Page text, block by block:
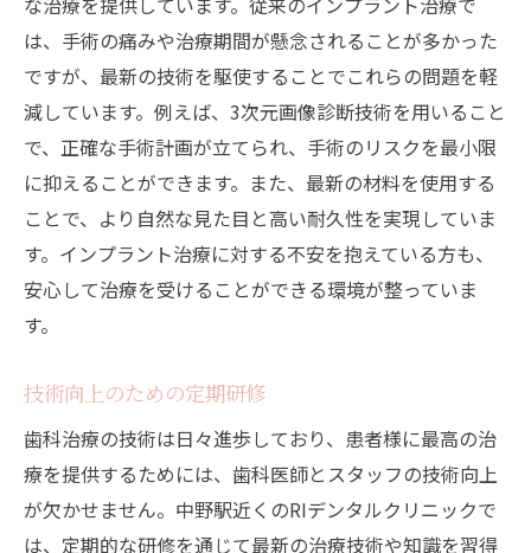
は、手術の痛みや治療期間が懸念されることが多かった
ですが、最新の技術を駆使することでこれらの問題を軽
減しています。例えば、3次元画像診断技術を用いること
で、正確な手術計画が立てられ、手術のリスクを最小限
に抑えることができます。また、最新の材料を使用する
ことで、より自然な見た目と高い耐久性を実現していま
す。インプラント治療に対する不安を抱えている方も、
安心して治療を受けることができる環境が整っていま
す。
技術向上のための定期研修
歯科治療の技術は日々進歩しており、患者様に最高の治
療を提供するためには、歯科医師とスタッフの技術向上
が欠かせません。中野駅近くのRIデンタルクリニックで
は、定期的な研修を通じて最新の治療技術や知識を習得